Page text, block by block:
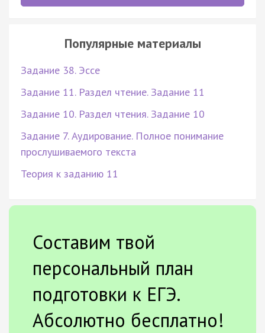
Популярные материалы
Задание 38. Эссе
Задание 11. Раздел чтение. Задание 11
Задание 10. Раздел чтения. Задание 10
Задание 7. Аудирование. Полное понимание
прослушиваемого текста
Теория к заданию 11
Составим твой
персональный план
подготовки к ЕГЭ.
Абсолютно бесплатно!